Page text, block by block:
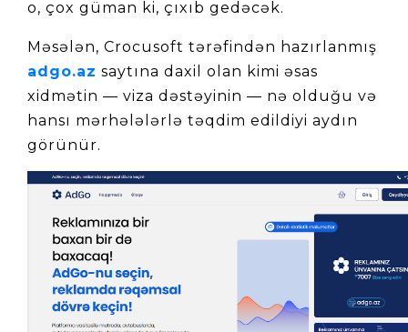
o, çox güman ki, çıxıb gedəcək.
adgo.az saytına daxil olan kimi əsas
xidmətin — viza dəstəyinin — nə olduğu və
hansı mərhələlərlə təqdim edildiyi aydın
görünür.